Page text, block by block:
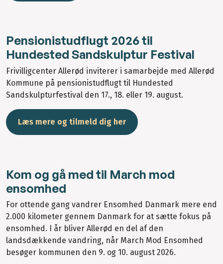
Pensionistudflugt 2026 til
Hundested Sandskulptur Festival
Frivilligcenter Allerød inviterer i samarbejde med Allerød
Kommune på pensionistudflugt til Hundested
Sandskulpturfestival den 17., 18. eller 19. august.
Læs mere og tilmeld dig her
Kom og gå med til March mod
ensomhed
For ottende gang vandrer Ensomhed Danmark mere end
2.000 kilometer gennem Danmark for at sætte fokus på
ensomhed. I år bliver Allerød en del af den
landsdækkende vandring, når March Mod Ensomhed
besøger kommunen den 9. og 10. august 2026.